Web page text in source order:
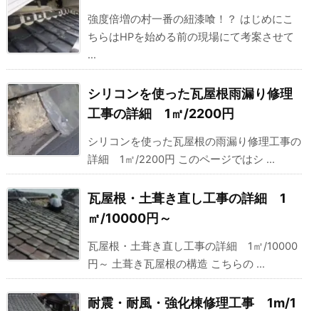
強度倍増の村一番の紐漆喰！？ はじめにこ
ちらはHPを始める前の現場にて考案させて
...
シリコンを使った瓦屋根雨漏り修理
工事の詳細 1㎡/2200円
シリコンを使った瓦屋根の雨漏り修理工事の
詳細 1㎡/2200円 このページではシ ...
瓦屋根・土葺き直し工事の詳細 1
㎡/10000円～
瓦屋根・土葺き直し工事の詳細 1㎡/10000
円～ 土葺き瓦屋根の構造 こちらの ...
耐震・耐風・強化棟修理工事 1m/1